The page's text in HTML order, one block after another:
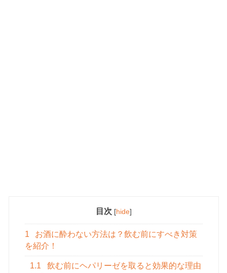
目次 [hide]
1
お酒に酔わない方法は？飲む前にすべき対策
を紹介！
1.1
飲む前にヘパリーゼを取ると効果的な理由